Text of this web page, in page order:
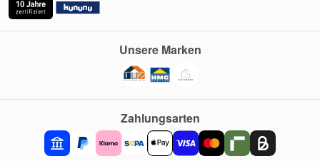
Zahlungsarten
Unsere Marken